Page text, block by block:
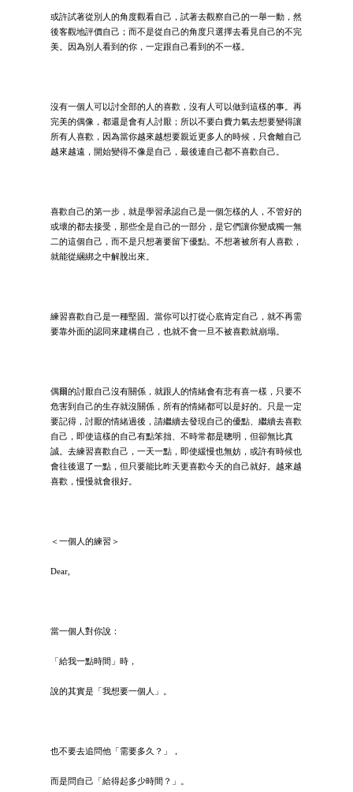
或許試著從別人的角度觀看自己，試著去觀察自己的一舉一動，然
後客觀地評價自己；而不是從自己的角度只選擇去看見自己的不完
美。因為別人看到的你，一定跟自己看到的不一樣。
沒有一個人可以討全部的人的喜歡，沒有人可以做到這樣的事。再
完美的偶像，都還是會有人討厭；所以不要白費力氣去想要變得讓
所有人喜歡，因為當你越來越想要親近更多人的時候，只會離自己
越來越遠，開始變得不像是自己，最後連自己都不喜歡自己。
喜歡自己的第一步，就是學習承認自己是一個怎樣的人，不管好的
或壞的都去接受，那些全是自己的一部分，是它們讓你變成獨一無
二的這個自己，而不是只想著要留下優點。不想著被所有人喜歡，
就能從綑綁之中解脫出來。
練習喜歡自己是一種堅固。當你可以打從心底肯定自己，就不再需
要靠外面的認同來建構自己，也就不會一旦不被喜歡就崩塌。
偶爾的討厭自己沒有關係，就跟人的情緒會有悲有喜一樣，只要不
危害到自己的生存就沒關係，所有的情緒都可以是好的。只是一定
要記得，討厭的情緒過後，請繼續去發現自己的優點、繼續去喜歡
自己，即使這樣的自己有點笨拙、不時常都是聰明，但卻無比真
誠。去練習喜歡自己，一天一點，即使緩慢也無妨，或許有時候也
會往後退了一點，但只要能比昨天更喜歡今天的自己就好。越來越
喜歡，慢慢就會很好。
＜一個人的練習＞
Dear,
當一個人對你說：
「給我一點時間」時，
說的其實是「我想要一個人」。
也不要去追問他「需要多久？」，
而是問自己「給得起多少時間？」。